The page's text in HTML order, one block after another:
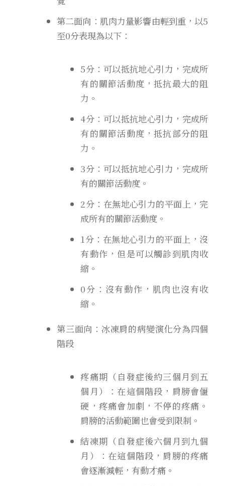
第二面向：肌肉力量影響由輕到重，以5
至0分表現為以下 ：
5分：可以抵抗地心引力，完成所
有的關節活動度，抵抗最大的阻
力。
4分：可以抵抗地心引力，完成所
有的關節活動度，抵抗部分的阻
力。
3分：可以抵抗地心引力，完成所
有的關節活動度。
2分：在無地心引力的平面上，完
成所有的關節活動度。
1分：在無地心引力的平面上，沒
有動作，但是可以觸診到肌肉收
縮。
0分：沒有動作，肌肉也沒有收
縮。
第三面向：冰凍肩的病變演化分為四個
階段
疼痛期（自發症後約三個月到五
個月）：在這個階段，肩膀會僵
硬，疼痛會加劇，不停的疼痛。
肩膀的活動範圍也會受到限制。
結凍期（自發症後六個月到九個
月）：在這個階段，肩膀的疼痛
會逐漸減輕，有動才痛。